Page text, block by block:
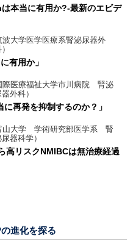
本当に有用か?-最新のエビデ
波大学医学医療系腎泌尿器外
有用か」
際医療福祉大学市川病院 腎泌
器外科）
に再発を抑制するのか？」
山大学 学術研究部医学系 腎
器科学）
高リスクNMIBCは無治療経過
進化を探る